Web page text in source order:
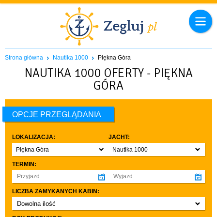
Strona główna Nautika 1000 Piękna Góra
NAUTIKA 1000 OFERTY - PIĘKNA
GÓRA
OPCJE PRZEGLĄDANIA
LOKALIZACJA:
Piękna Góra
JACHT:
Nautika 1000
TERMIN:
LICZBA ZAMYKANYCH KABIN:
Dowolna ilość